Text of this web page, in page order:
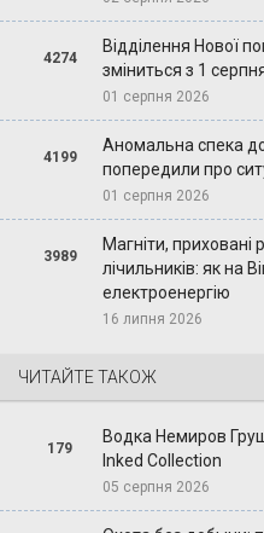
4274
Відділення Нової
зміниться з 1
01 серпня 2026
4199
Аномальна спека
попередили про
01 серпня 2026
3989
Магніти, приховані
лічильників: як на
електроенергію
16 липня 2026
ЧИТАЙТЕ ТАКОЖ
179
Водка Немиров
Inked Collection
05 серпня 2026